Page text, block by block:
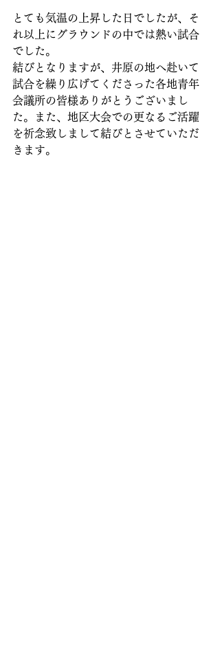
とても気温の上昇した日でしたが、そ
れ以上にグラウンドの中では熱い試合
でした。
結びとなりますが、井原の地へ赴いて
試合を繰り広げてくださった各地青年
会議所の皆様ありがとうございまし
た。また、地区大会での更なるご活躍
を祈念致しまして結びとさせていただ
きます。